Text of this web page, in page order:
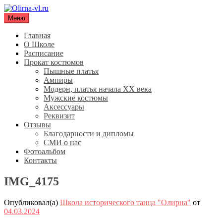
Перейти
содержимому
Olirna-vl.ru
Школа исторического танца "Олирна"
Меню
Главная
О Школе
Расписание
Прокат костюмов
Пышные платья
Ампиры
Модерн, платья начала XX века
Мужские костюмы
Аксессуары
Реквизит
Отзывы
Благодарности и дипломы
СМИ о нас
Фотоальбом
Контакты
IMG_4175
Опубликовал(а) Школа исторического танца "Олирна" от
04.03.2024